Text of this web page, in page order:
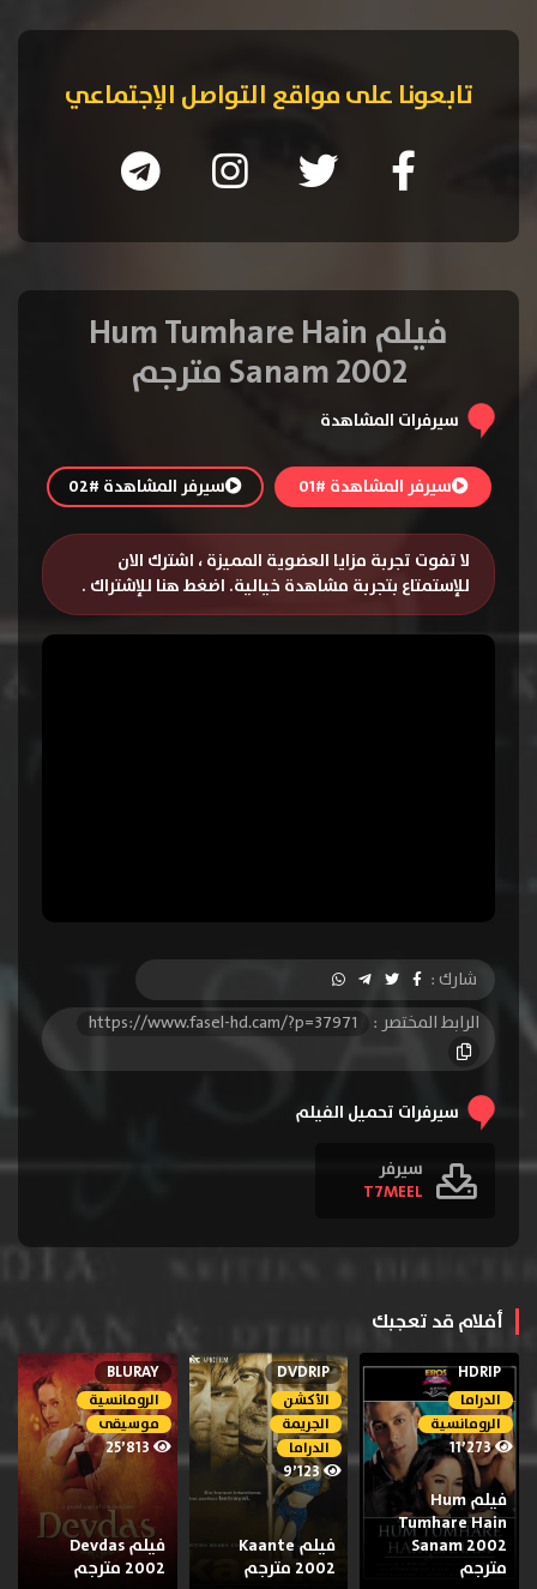
تابعونا على مواقع التواصل الإجتماعي
فيلم Hum Tumhare Hain
Sanam 2002 مترجم
سيرفرات المشاهدة
سيرفر المشاهدة #01 سيرفر المشاهدة #02
لا تفوت تجربة مزايا العضوية المميزة ، اشترك الان
للإستمتاع بتجربة مشاهدة خيالية. اضغط هنا للإشتراك .
شارك :
الرابط المختصر :
https://www.fasel-hd.cam/?p=37971
سيرفرات تحميل الفيلم
سيرفر
T7MEEL
أفلام قد تعجبك
HDRIP
الدراما
الرومانسية
11٬273
فيلم Hum
Tumhare Hain
Sanam 2002
مترجم
DVDRIP
الأكشن
الجريمة
الدراما
9٬123
فيلم Kaante
2002 مترجم
BLURAY
الرومانسية
موسيقى
فيلم Devdas
2002 مترجم